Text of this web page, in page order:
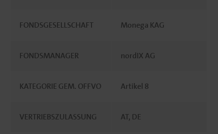
FONDSGESELLSCHAFT Monega KAG
FONDSMANAGER nordIX AG
KATEGORIE GEM. OFFVO Artikel 8
VERTRIEBSZULASSUNG AT, DE